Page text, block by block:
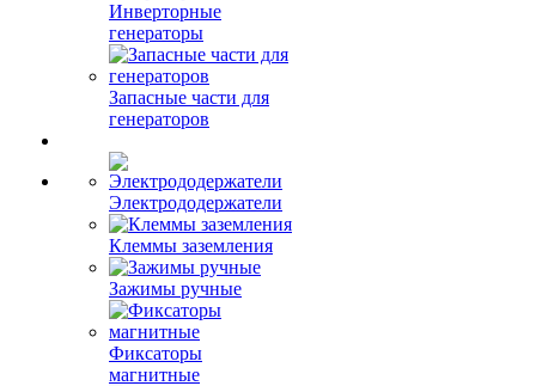
Инверторные
генераторы
Запасные части для
генераторов
Электрододержатели
Клеммы заземления
Зажимы ручные
Фиксаторы
магнитные